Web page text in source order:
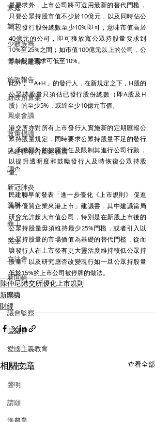
家庭
婦女
少數族裔
青年民建聯
施政報告
財政預算案
圓桌會議
政策倡議
民建聯報告及建議書
調查
新冠肺炎
選舉
義工
民生
立法會
新聞稿
暴力
議會監察
區議會
愛國主義教育
人才高地
聲明
請願
量要求外，上市公司將可選用最新的替代門檻，
只要公眾持股市值不少於10億元，以及同時佔公
司已發行股份總數至少10%即可，意味市值高於
40億元的公司，即可獲放寬公眾持股量要求到
10%至25%之間；如市值100億元以上的公司，公
眾持股量要求可低至10%。
此外，「A+H」的發行人，在新規定之下，H股的
公眾持股量只須佔已發行股份總數（即A股及H
股）的至少5%，或達至少10億元市值。
港交所亦對所有上市發行人實施新的定期匯報公
眾持股量規定，同時要求公眾持股量不足的發行
人承擔額外的披露責任及限制其進行公司行動，
以提升透明度和鼓勵發行人及時恢復公眾持股
量。
民建聯早前發表「進一步優化《上市規則》 促進
海外優質企業來港上市」建議書，其中建議當局
研究允許超大市值公司，特別是在新股上市後的
公眾持股量毋須維持最少25%門檻，或者引入以
公眾持股量的市場價值為基礎的替代門檻，從而
讓發行人在上市後有更大靈活度維持較低公眾持
股量，以及研究應否改變現行如一旦公眾持股量
低於15%的上市公司被停牌的做法。
陳仲尼港交所優化上市規則
新聞稿
財經
相關文章 查看全部